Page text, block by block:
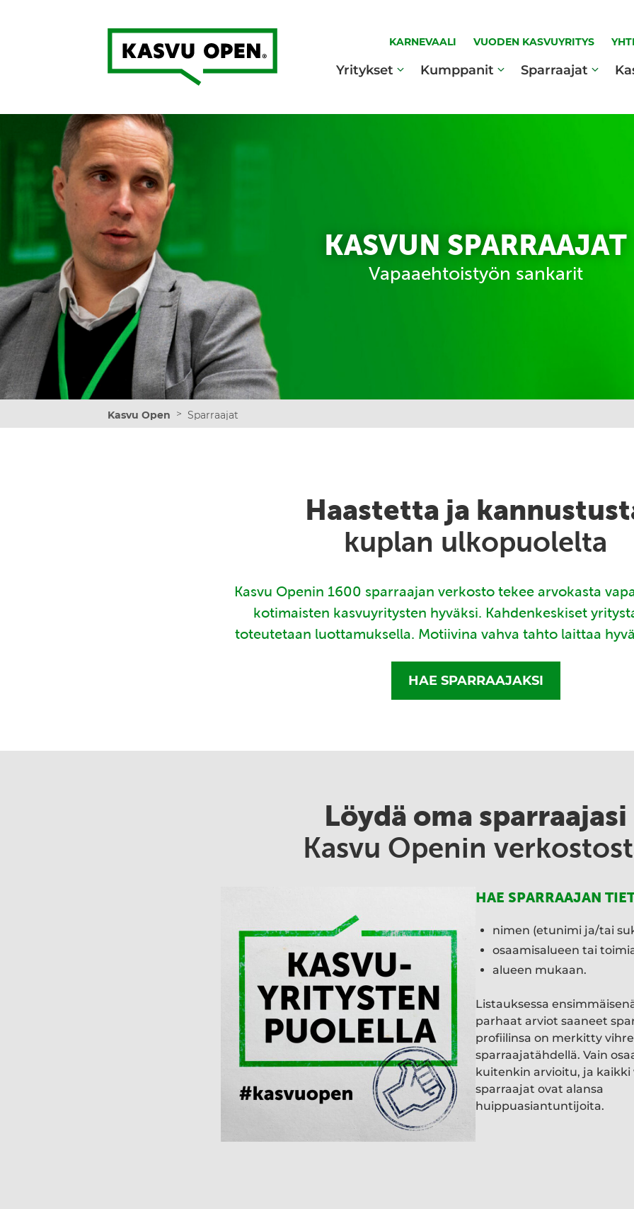
Kasvu Open
KARNEVAALI VUODEN KASVUYRITYS
Yritykset Kumppanit Sparraajat
KASVUN SPARRAAJAT
Vapaaehtoistyön sankarit
Kasvu Open > Sparraajat
Haastetta ja
kuplan ulkopuolelta
Kasvu Openin 1600 sparraajan verkosto tekee arvokasta
kotimaisten kasvuyritysten hyväksi. Kahdenkeskiset
toteutetaan luottamuksella. Motiivina vahva tahto laittaa
HAE SPARRAAJAKSI
Löydä oma sparraajasi
Kasvu Openin
HAE SPARRAAJAN
nimen (etunimi ja/tai
osaamisalueen tai
alueen mukaan.
Listauksessa
parhaat arviot saaneet
profiilinsa on merkitty
sparraajatähdellä. Vain
kuitenkin arvioitu, ja
sparraajat ovat alansa
huippuasiantuntijoita.